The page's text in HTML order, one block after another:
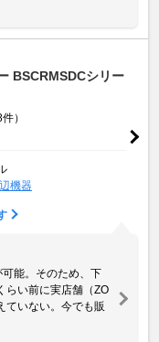
BSCRMSDCシリー
件）
機器
能。そのため、下
らい前に実店舗（ZO
ていない。今でも販